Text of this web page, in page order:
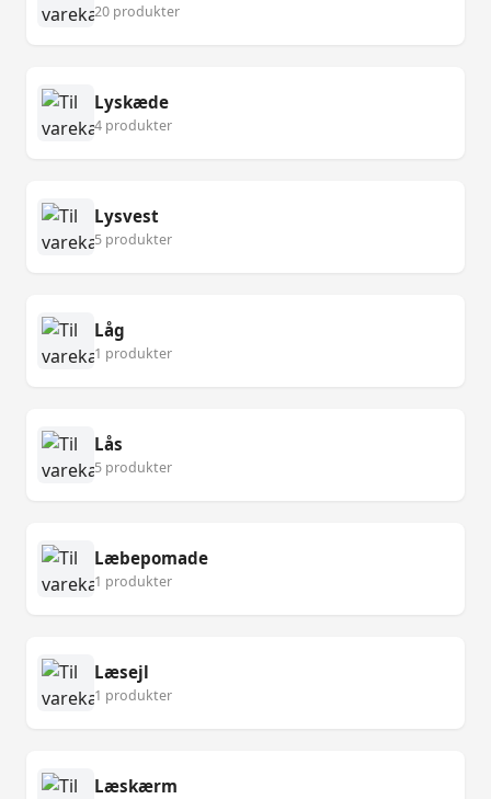
20 produkter
Lyskæde
4 produkter
Lysvest
5 produkter
Låg
1 produkter
Lås
5 produkter
Læbepomade
1 produkter
Læsejl
1 produkter
Læskærm